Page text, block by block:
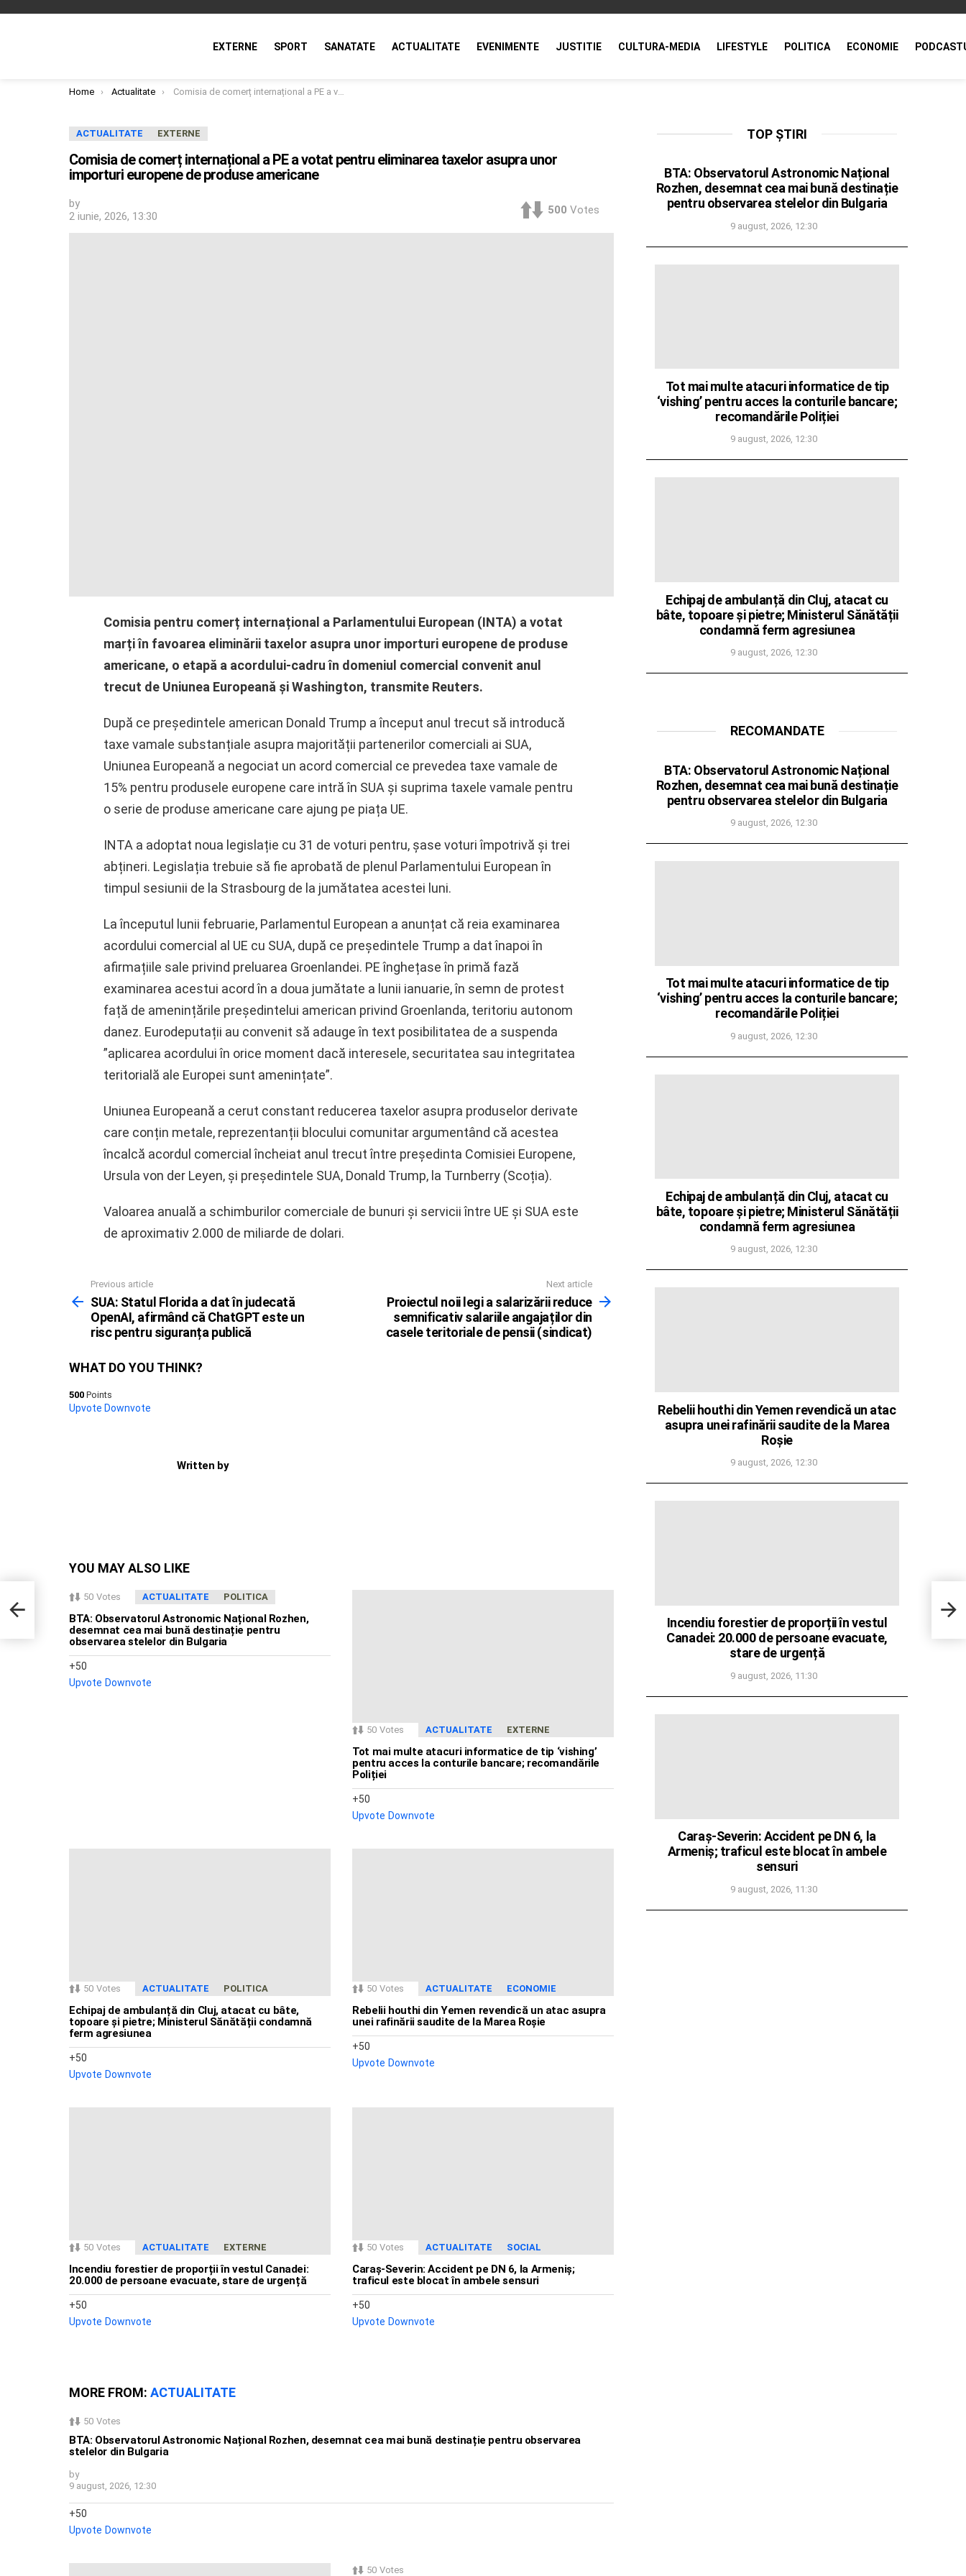
EXTERNE SPORT SANATATE ACTUALITATE EVENIMENTE JUSTITIE CULTURA-MEDIA LIFESTYLE POLITICA ECONOMIE
You are here:
Home Actualitate Comisia de comerț internațional a PE a votat pentru eliminarea taxelor asupra unor importuri europene de produse americane
ACTUALITATE EXTERNE
Comisia de comerț internațional a PE a votat pentru eliminarea taxelor asupra unor
importuri europene de produse americane
by
2 iunie, 2026, 13:30
500 Votes
Comisia pentru comerț internațional a Parlamentului European (INTA) a votat
marți în favoarea eliminării taxelor asupra unor importuri europene de produse
americane, o etapă a acordului-cadru în domeniul comercial convenit anul
trecut de Uniunea Europeană și Washington, transmite Reuters.
După ce președintele american Donald Trump a început anul trecut să introducă
taxe vamale substanțiale asupra majorității partenerilor comerciali ai SUA,
Uniunea Europeană a negociat un acord comercial ce prevedea taxe vamale de
15% pentru produsele europene care intră în SUA și suprima taxele vamale pentru
o serie de produse americane care ajung pe piața UE.
INTA a adoptat noua legislație cu 31 de voturi pentru, șase voturi împotrivă și trei
abțineri. Legislația trebuie să fie aprobată de plenul Parlamentului European în
timpul sesiunii de la Strasbourg de la jumătatea acestei luni.
La începutul lunii februarie, Parlamentul European a anunțat că reia examinarea
acordului comercial al UE cu SUA, după ce președintele Trump a dat înapoi în
afirmațiile sale privind preluarea Groenlandei. PE înghețase în primă fază
examinarea acestui acord în a doua jumătate a lunii ianuarie, în semn de protest
față de amenințările președintelui american privind Groenlanda, teritoriu autonom
danez. Eurodeputații au convenit să adauge în text posibilitatea de a suspenda
”aplicarea acordului în orice moment dacă interesele, securitatea sau integritatea
teritorială ale Europei sunt amenințate”.
Uniunea Europeană a cerut constant reducerea taxelor asupra produselor derivate
care conțin metale, reprezentanții blocului comunitar argumentând că acestea
încalcă acordul comercial încheiat anul trecut între președinta Comisiei Europene,
Ursula von der Leyen, și președintele SUA, Donald Trump, la Turnberry (Scoția).
Valoarea anuală a schimburilor comerciale de bunuri și servicii între UE și SUA este
de aproximativ 2.000 de miliarde de dolari.
more
Previous article
SUA: Statul Florida a dat în judecată
OpenAI, afirmând că ChatGPT este un
risc pentru siguranța publică
Next article
Proiectul noii legi a salarizării reduce
semnificativ salariile angajaților din
casele teritoriale de pensii (sindicat)
WHAT DO YOU THINK?
500 Points
Upvote Downvote
Written by
YOU MAY ALSO LIKE
50 Votes ACTUALITATE POLITICA
BTA: Observatorul Astronomic Național Rozhen,
desemnat cea mai bună destinație pentru
observarea stelelor din Bulgaria
50
Upvote Downvote
50 Votes ACTUALITATE EXTERNE
Tot mai multe atacuri informatice de tip ‘vishing’
pentru acces la conturile bancare; recomandările
Poliției
50
Upvote Downvote
50 Votes ACTUALITATE POLITICA
Echipaj de ambulanță din Cluj, atacat cu bâte,
topoare și pietre; Ministerul Sănătății condamnă
ferm agresiunea
50
Upvote Downvote
50 Votes ACTUALITATE ECONOMIE
Rebelii houthi din Yemen revendică un atac asupra
unei rafinării saudite de la Marea Roșie
50
Upvote Downvote
50 Votes ACTUALITATE EXTERNE
Incendiu forestier de proporții în vestul Canadei:
20.000 de persoane evacuate, stare de urgență
50
Upvote Downvote
50 Votes ACTUALITATE SOCIAL
Caraș-Severin: Accident pe DN 6, la Armeniș;
traficul este blocat în ambele sensuri
50
Upvote Downvote
MORE FROM: ACTUALITATE
50 Votes
BTA: Observatorul Astronomic Național Rozhen, desemnat cea mai bună destinație pentru observarea
stelelor din Bulgaria
by
9 august, 2026, 12:30
50
Upvote Downvote
50 Votes
risc
TOP ȘTIRI
BTA: Observatorul Astronomic Național
Rozhen, desemnat cea mai bună destinație
pentru observarea stelelor din Bulgaria
9 august, 2026, 12:30
Tot mai multe atacuri informatice de tip
‘vishing’ pentru acces la conturile bancare;
recomandările Poliției
9 august, 2026, 12:30
Echipaj de ambulanță din Cluj, atacat cu
bâte, topoare și pietre; Ministerul Sănătății
condamnă ferm agresiunea
9 august, 2026, 12:30
RECOMANDATE
BTA: Observatorul Astronomic Național
Rozhen, desemnat cea mai bună destinație
pentru observarea stelelor din Bulgaria
9 august, 2026, 12:30
Tot mai multe atacuri informatice de tip
‘vishing’ pentru acces la conturile bancare;
recomandările Poliției
9 august, 2026, 12:30
Echipaj de ambulanță din Cluj, atacat cu
bâte, topoare și pietre; Ministerul Sănătății
condamnă ferm agresiunea
9 august, 2026, 12:30
Rebelii houthi din Yemen revendică un atac
asupra unei rafinării saudite de la Marea
Roșie
9 august, 2026, 12:30
Incendiu forestier de proporții în vestul
Canadei: 20.000 de persoane evacuate,
stare de urgență
9 august, 2026, 11:30
Caraș-Severin: Accident pe DN 6, la
Armeniș; traficul este blocat în ambele
sensuri
9 august, 2026, 11:30